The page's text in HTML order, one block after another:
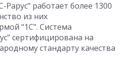
работает более 1300
из них
"1С". Система
сертифицирована на
стандарту качества